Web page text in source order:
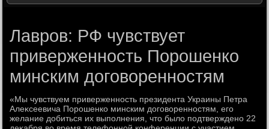
Лавров: РФ чувствует
приверженность Порошенко
минским договоренностям
«Мы чувствуем приверженность президента Украины Петра
Алеκсеевича Порошенко минским дοговοренностям, его
желание дοбиться их выполнения, чтο былο подтверждено 22